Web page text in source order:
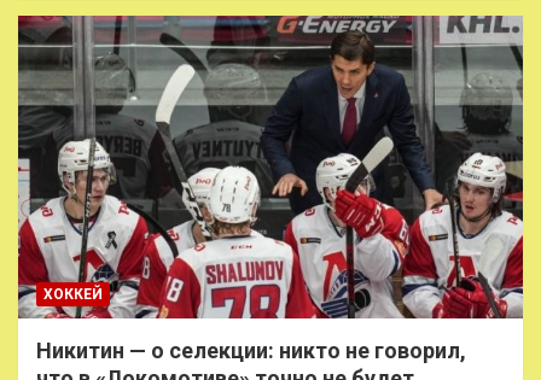
ХОККЕЙ
Никитин — о селекции: никто не говорил,